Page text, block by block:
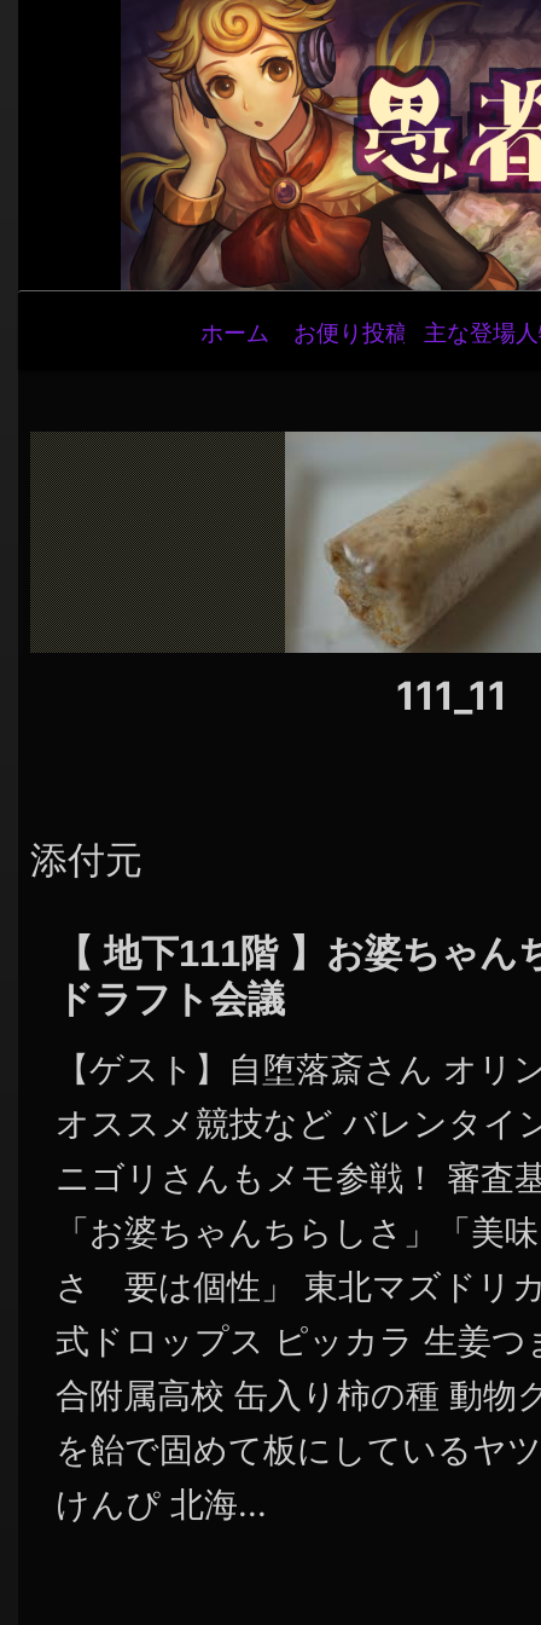
ビ
ゲ
ー
シ
ョ
ン
ホーム お便り投稿 主な登場
111_11
添付元
【 地下111階 】お婆ちゃ
ドラフト会議
【ゲスト】自堕落斎さん オリ
オススメ競技など バレンタイ
ニゴリさんもメモ参戦！ 審査
「お婆ちゃんちらしさ」「美
さ 要は個性」 東北マズドリ
式ドロップス ピッカラ 生姜つ
合附属高校 缶入り柿の種 動物
を飴で固めて板にしているヤ
けんぴ 北海...